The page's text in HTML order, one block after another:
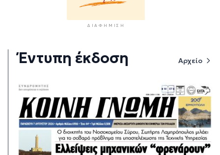
ΔΙΑΦΉΜΙΣΗ
Έντυπη έκδοση Αρχείο